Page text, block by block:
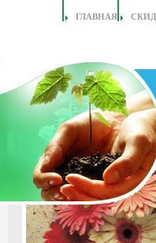
ГЛАВНАЯ